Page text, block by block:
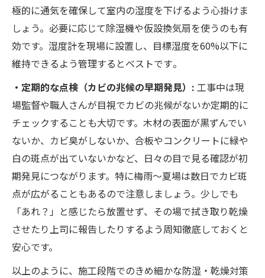
極的に通気を確保して室内の湿度を下げるよう心掛けま
しょう。必要に応じて除湿機や仮設換気扇を使うのも有
効です。湿度計を現場に設置し、目標湿度を60%以下に
維持できるよう管理するとベストです​。
・定期的な点検（カビの兆候の早期発見）: 工事中は現
場監督や職人さんが目視でカビの兆候がないか定期的に
チェックすることも大切です。木材の表面が黒ずんでい
ないか、カビ臭がしないか、合板やコンクリートに緑や
白の斑点が出ていないかなど、日々の目で見る確認が初
期発見につながります。特に梅雨～夏場は数日でカビ斑
点が広がることもあるので注意しましょう。少しでも
「あれ？」と感じたら放置せず、その場で拭き取り乾燥
させたり上司に報告したりするよう周知徹底しておくと
安心です。
以上のように、施工段階でのきめ細かな防湿・乾燥対策